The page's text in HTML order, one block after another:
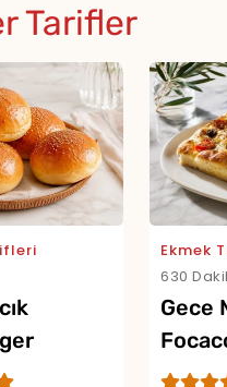
Tarifler
Ekmek
630
Gece